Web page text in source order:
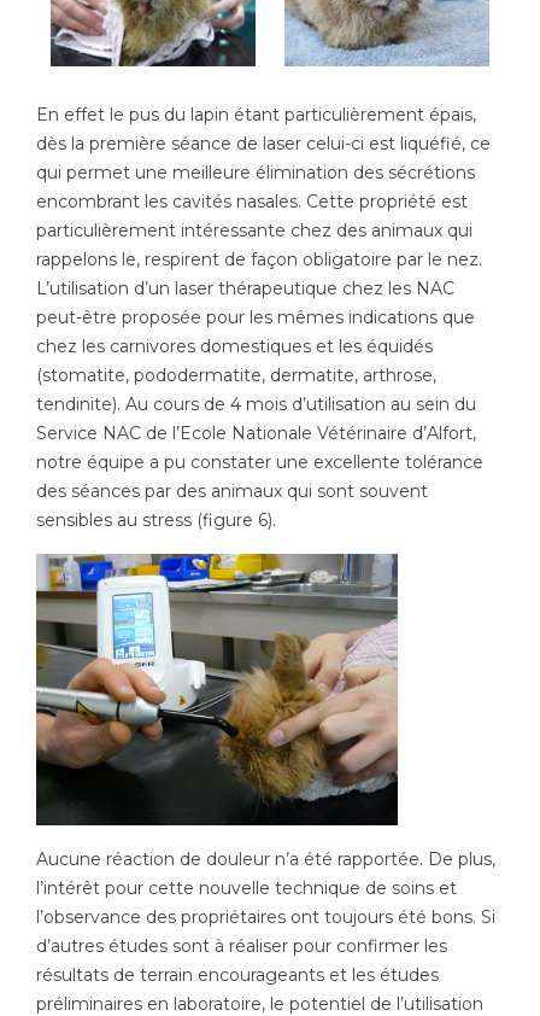
En effet le pus du lapin étant particulièrement épais,
dès la première séance de laser celui-ci est liquéfié, ce
qui permet une meilleure élimination des sécrétions
encombrant les cavités nasales. Cette propriété est
particulièrement intéressante chez des animaux qui
rappelons le, respirent de façon obligatoire par le nez.
L’utilisation d’un laser thérapeutique chez les NAC
peut-être proposée pour les mêmes indications que
chez les carnivores domestiques et les équidés
(stomatite, pododermatite, dermatite, arthrose,
tendinite). Au cours de 4 mois d’utilisation au sein du
Service NAC de l’Ecole Nationale Vétérinaire d’Alfort,
notre équipe a pu constater une excellente tolérance
des séances par des animaux qui sont souvent
sensibles au stress (figure 6).
Aucune réaction de douleur n’a été rapportée. De plus,
l’intérêt pour cette nouvelle technique de soins et
l’observance des propriétaires ont toujours été bons. Si
d’autres études sont à réaliser pour confirmer les
résultats de terrain encourageants et les études
préliminaires en laboratoire, le potentiel de l’utilisation